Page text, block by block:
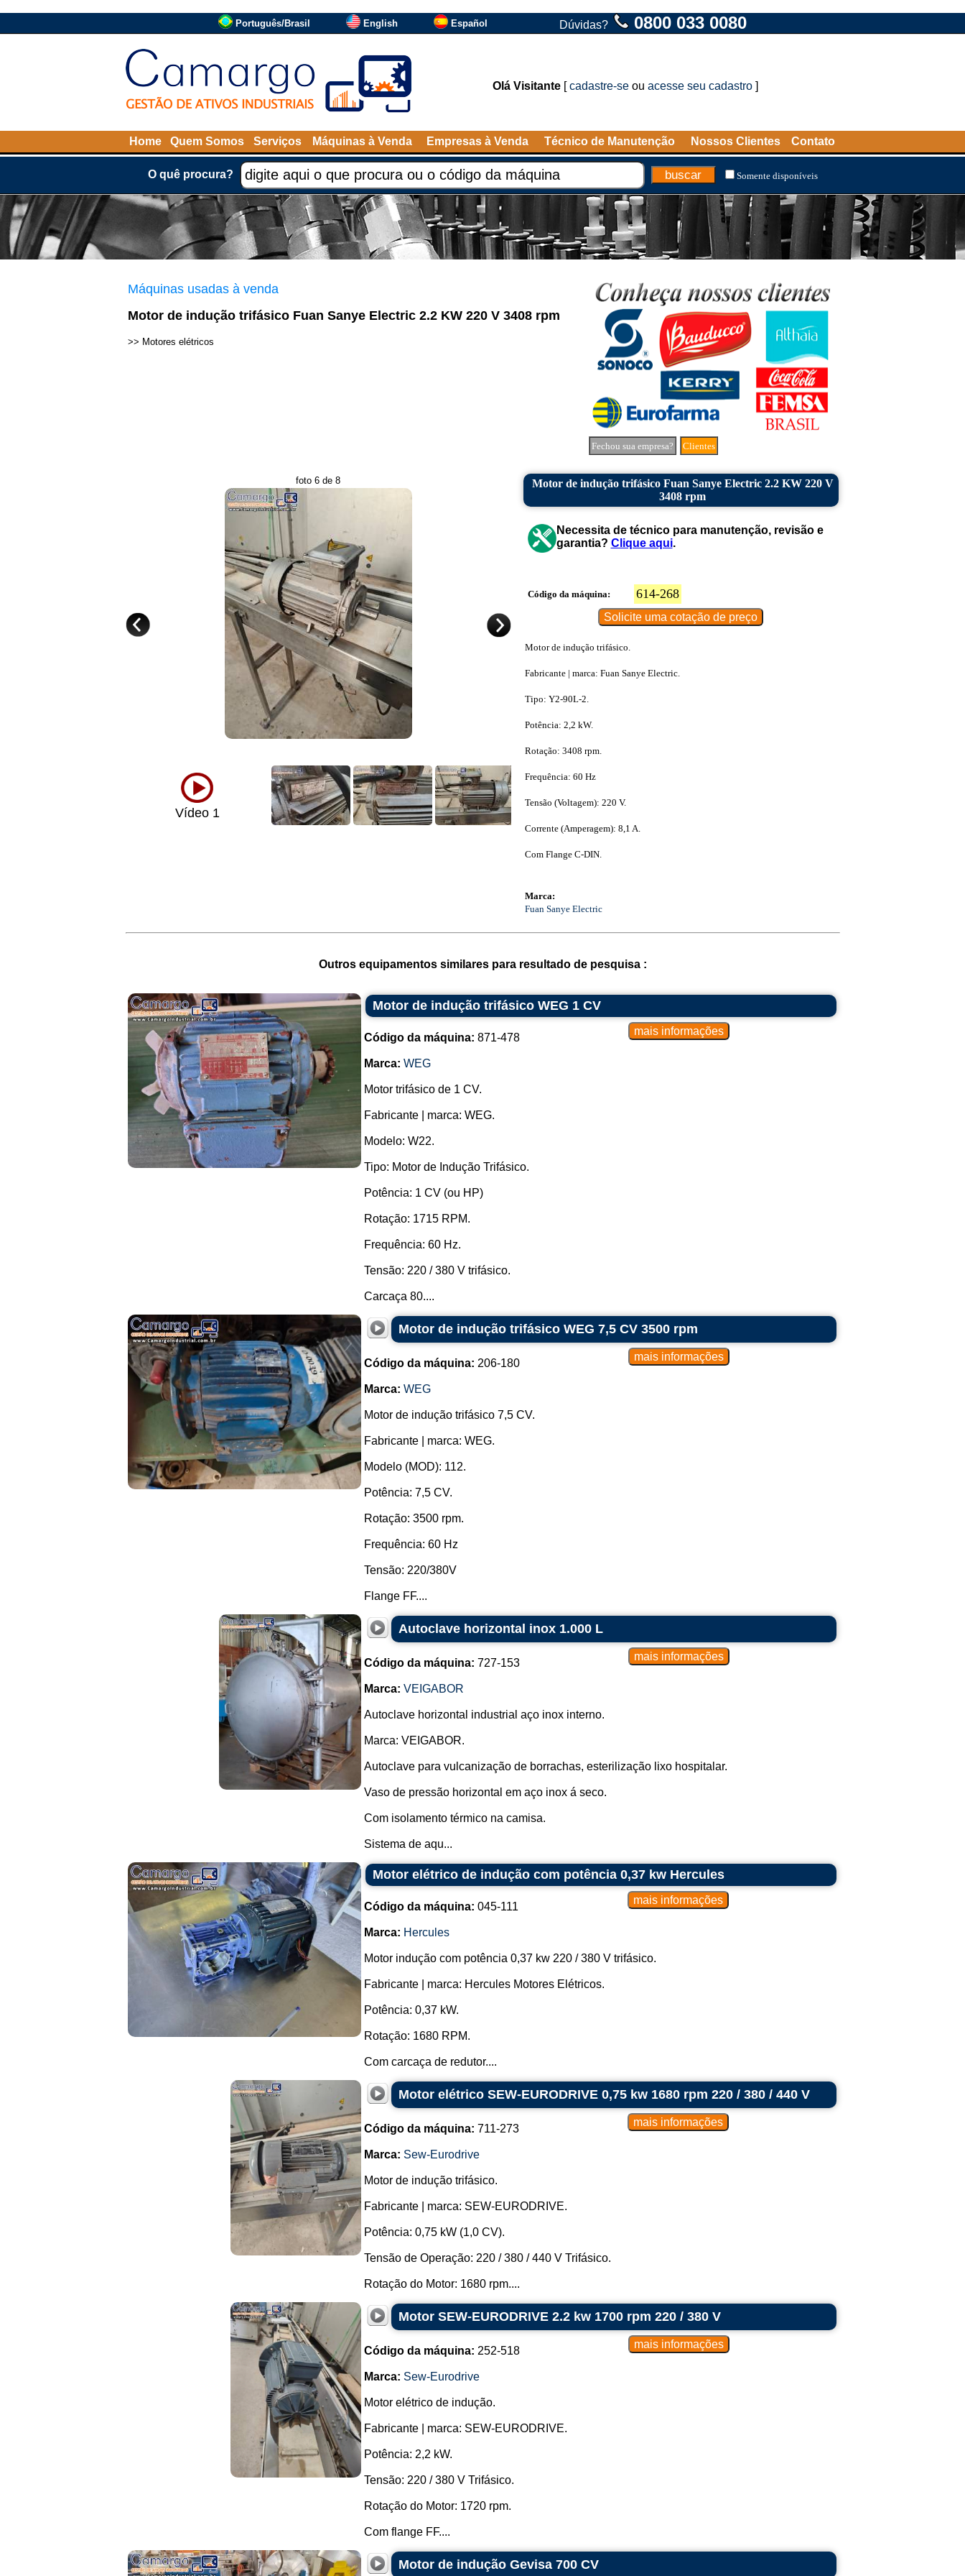
Português/Brasil English Español Dúvidas? 0800 033 0080
Olá Visitante [cadastre-se ou acesse seu cadastro ]
Home Quem Somos Serviços Máquinas à Venda Empresas à Venda Técnico de Manutenção Nossos Clientes Contato
O quê procura? Somente disponíveis
Máquinas usadas à venda
Motor de indução trifásico Fuan Sanye Electric 2.2 KW 220 V 3408 rpm
>> Motores elétricos
Fechou sua empresa? Clientes
foto 6 de 8
Vídeo 1
Motor de indução trifásico Fuan Sanye Electric 2.2 KW 220 V
3408 rpm
Necessita de técnico para manutenção, revisão e
garantia? Clique aqui.
Código da máquina: 614-268
Motor de indução trifásico.
Fabricante | marca: Fuan Sanye Electric.
Tipo: Y2-90L-2.
Potência: 2,2 kW.
Rotação: 3408 rpm.
Frequência: 60 Hz
Tensão (Voltagem): 220 V.
Corrente (Amperagem): 8,1 A.
Com Flange C-DIN.
Marca:
Fuan Sanye Electric
Outros equipamentos similares para resultado de pesquisa :
Motor de indução trifásico WEG 1 CV
Código da máquina: 871-478
Marca: WEG
Motor trifásico de 1 CV.
Fabricante | marca: WEG.
Modelo: W22.
Tipo: Motor de Indução Trifásico.
Potência: 1 CV (ou HP)
Rotação: 1715 RPM.
Frequência: 60 Hz.
Tensão: 220 / 380 V trifásico.
Carcaça 80....
Motor de indução trifásico WEG 7,5 CV 3500 rpm
Código da máquina: 206-180
Marca: WEG
Motor de indução trifásico 7,5 CV.
Fabricante | marca: WEG.
Modelo (MOD): 112.
Potência: 7,5 CV.
Rotação: 3500 rpm.
Frequência: 60 Hz
Tensão: 220/380V
Flange FF....
Autoclave horizontal inox 1.000 L
Código da máquina: 727-153
Marca: VEIGABOR
Autoclave horizontal industrial aço inox interno.
Marca: VEIGABOR.
Autoclave para vulcanização de borrachas, esterilização lixo hospitalar.
Vaso de pressão horizontal em aço inox á seco.
Com isolamento térmico na camisa.
Sistema de aqu...
Motor elétrico de indução com potência 0,37 kw Hercules
Código da máquina: 045-111
Marca: Hercules
Motor indução com potência 0,37 kw 220 / 380 V trifásico.
Fabricante | marca: Hercules Motores Elétricos.
Potência: 0,37 kW.
Rotação: 1680 RPM.
Com carcaça de redutor....
Motor elétrico SEW-EURODRIVE 0,75 kw 1680 rpm 220 / 380 / 440 V
Código da máquina: 711-273
Marca: Sew-Eurodrive
Motor de indução trifásico.
Fabricante | marca: SEW-EURODRIVE.
Potência: 0,75 kW (1,0 CV).
Tensão de Operação: 220 / 380 / 440 V Trifásico.
Rotação do Motor: 1680 rpm....
Motor SEW-EURODRIVE 2.2 kw 1700 rpm 220 / 380 V
Código da máquina: 252-518
Marca: Sew-Eurodrive
Motor elétrico de indução.
Fabricante | marca: SEW-EURODRIVE.
Potência: 2,2 kW.
Tensão: 220 / 380 V Trifásico.
Rotação do Motor: 1720 rpm.
Com flange FF....
Motor de indução Gevisa 700 CV